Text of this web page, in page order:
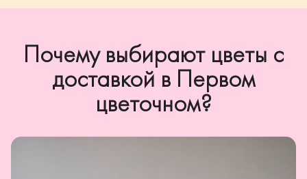
Почему выбирают цветы с
доставкой в Первом
цветочном?